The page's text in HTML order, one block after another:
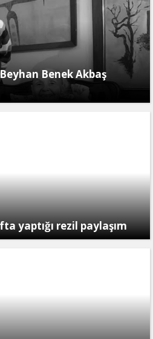
Benek Akbaş
yaptığı rezil paylaşım